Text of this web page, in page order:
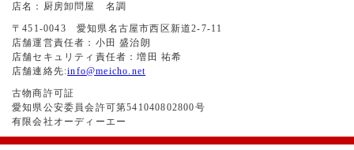
店名：厨房卸問屋 名調
〒451-0043 愛知県名古屋市西区新道2-7-11
店舗運営責任者：小田 盛治朗
店舗セキュリティ責任者：増田 祐希
店舗連絡先:info@meicho.net
古物商許可証
愛知県公安委員会許可第541040802800号
有限会社オーディーエー